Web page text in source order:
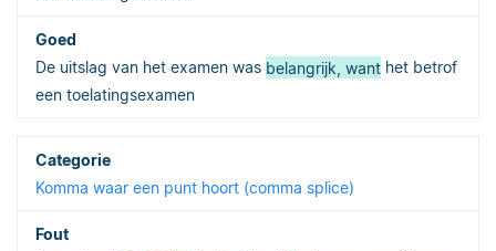
De uitslag van het examen was belangrijk, want het betrof
een toelatingsexamen
Komma waar een punt hoort (comma splice)